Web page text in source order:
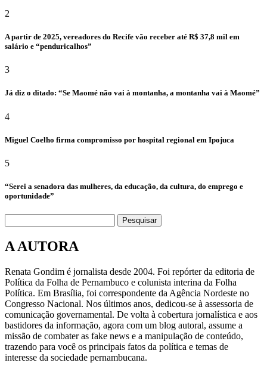
2
A partir de 2025, vereadores do Recife vão receber até R$ 37,8 mil em
salário e “penduricalhos”
3
Já diz o ditado: “Se Maomé não vai à montanha, a montanha vai à Maomé”
4
Miguel Coelho firma compromisso por hospital regional em Ipojuca
5
“Serei a senadora das mulheres, da educação, da cultura, do emprego e
oportunidade”
Pesquisar
A AUTORA
Renata Gondim é jornalista desde 2004. Foi repórter da editoria de
Política da Folha de Pernambuco e colunista interina da Folha
Política. Em Brasília, foi correspondente da Agência Nordeste no
Congresso Nacional. Nos últimos anos, dedicou-se à assessoria de
comunicação governamental. De volta à cobertura jornalística e aos
bastidores da informação, agora com um blog autoral, assume a
missão de combater as fake news e a manipulação de conteúdo,
trazendo para você os principais fatos da política e temas de
interesse da sociedade pernambucana.